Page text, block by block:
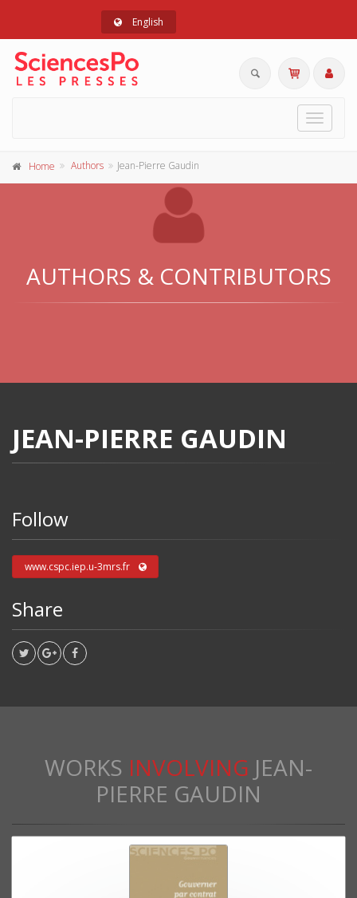
English
Toggle
Home Authors Jean-Pierre Gaudin
AUTHORS & CONTRIBUTORS
JEAN-PIERRE GAUDIN
Follow
www.cspc.iep.u-3mrs.fr
Share
WORKS INVOLVING JEAN-
PIERRE GAUDIN